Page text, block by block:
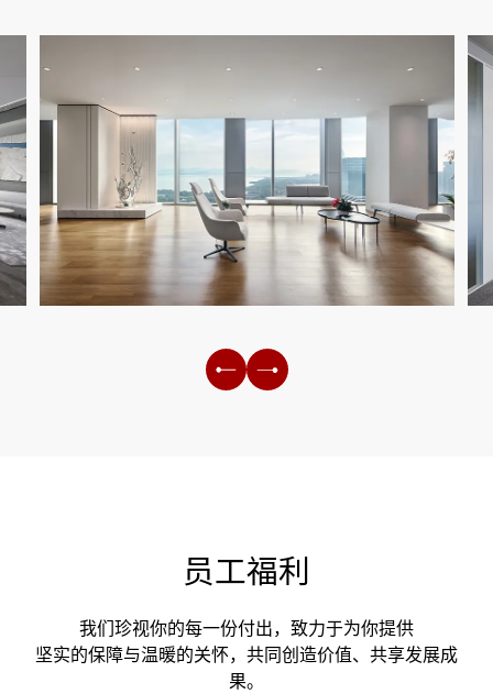
员工福利
我们珍视你的每一份付出，致力于为你提供
坚实的保障与温暖的关怀，共同创造价值、共享发展成
果。